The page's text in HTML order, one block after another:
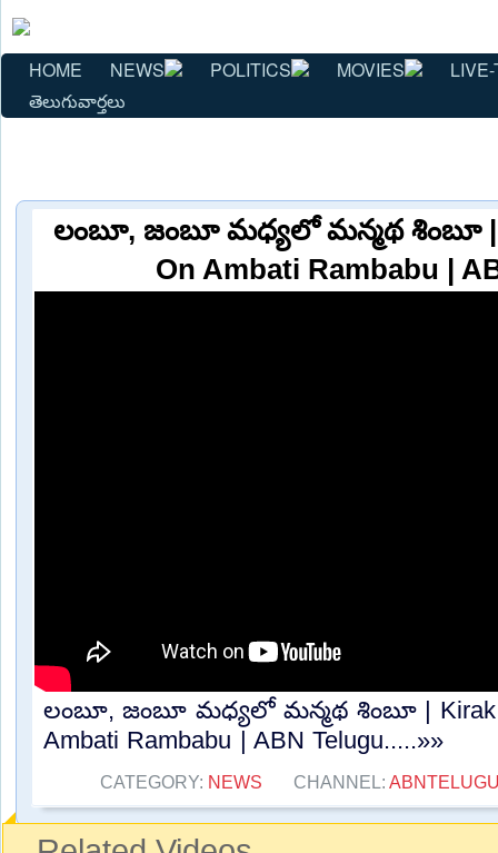
HOME NEWS POLITICS MOVIES
తెలుగువార్తలు
లంబూ, జంబూ మధ్యలో మన్మథ శింబూ |
On Ambati Rambabu |
లంబూ, జంబూ మధ్యలో మన్మథ శింబూ | Kirak
Ambati Rambabu | ABN Telugu.....»»
CATEGORY: NEWS CHANNEL: